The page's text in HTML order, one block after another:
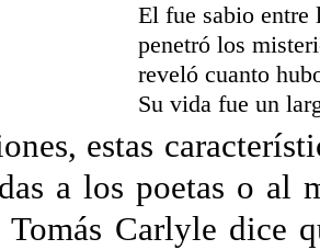
El fue sabio entre
penetró los
reveló cuanto
Su vida fue un
estas
a los poetas o al
Carlyle dice